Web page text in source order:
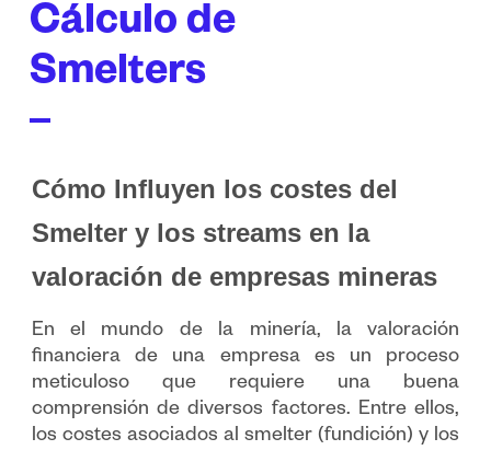
Cálculo de
Smelters
Cómo Influyen los costes del
Smelter y los streams en la
valoración de empresas mineras
En el mundo de la minería, la valoración
financiera de una empresa es un proceso
meticuloso que requiere una buena
comprensión de diversos factores. Entre ellos,
los costes asociados al smelter (fundición) y los